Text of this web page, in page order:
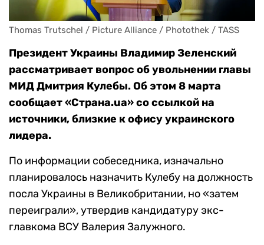
Thomas Trutschel / Picture Alliance / Photothek / TASS
Президент Украины Владимир Зеленский
рассматривает вопрос об увольнении главы
МИД Дмитрия Кулебы. Об этом 8 марта
сообщает «Страна.ua» со ссылкой на
источники, близкие к офису украинского
лидера.
По информации собеседника, изначально
планировалось назначить Кулебу на должность
посла Украины в Великобритании, но «затем
переиграли», утвердив кандидатуру экс-
главкома ВСУ Валерия Залужного.